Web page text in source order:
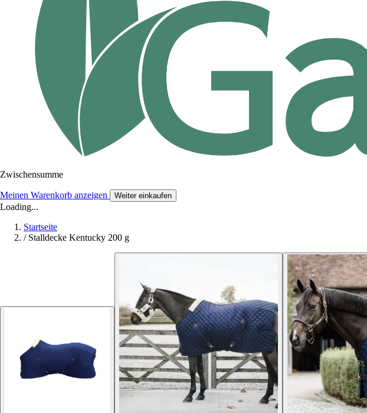
Zwischensumme
Meinen Warenkorb anzeigen Weiter einkaufen
Loading...
Startseite
/ Stalldecke Kentucky 200 g